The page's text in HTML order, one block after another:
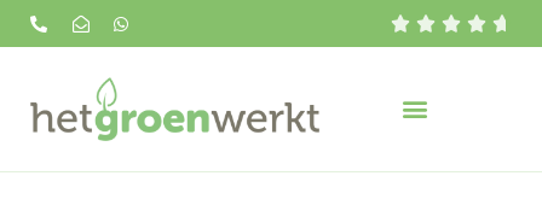
    